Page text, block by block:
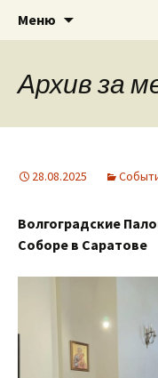
Римско-
церковь в
Приход
Меню
Архив за
28.08.2025
Волгоградские
Соборе в Саратове